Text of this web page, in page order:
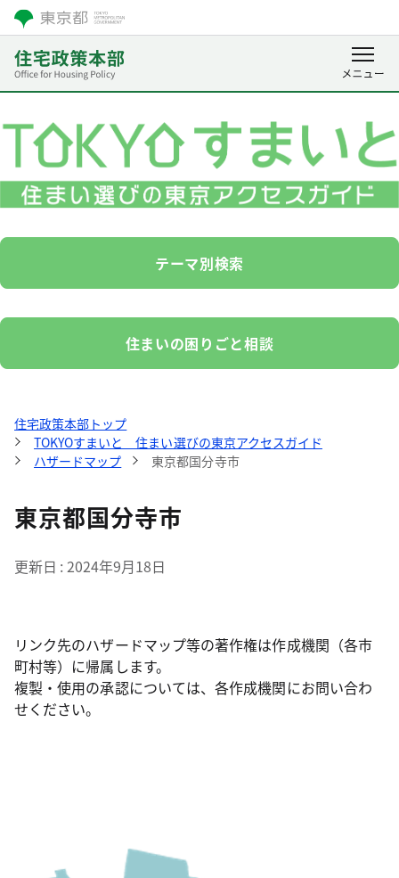
テーマ別検索
住まいの困りごと相談
住宅政策本部トップ
TOKYOすまいと 住まい選びの東京アクセスガイド
ハザードマップ
東京都国分寺市
東京都国分寺市
更新日 2024年9月18日
リンク先のハザードマップ等の著作権は作成機関（各市
町村等）に帰属します。
複製・使用の承認については、各作成機関にお問い合わ
せください。